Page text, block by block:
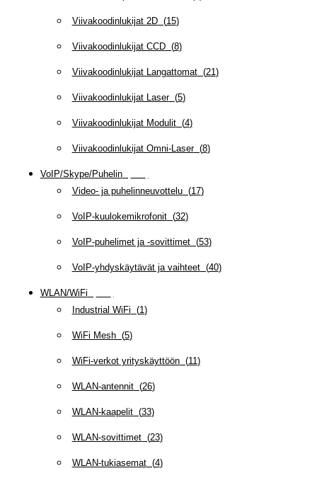
Viivakoodinlukijat 2D(15)
Viivakoodinlukijat CCD(8)
Viivakoodinlukijat Langattomat(21)
Viivakoodinlukijat Laser(5)
Viivakoodinlukijat Modulit(4)
Viivakoodinlukijat Omni-Laser(8)
VoIP/Skype/Puhelin(
Video- ja puhelinneuvottelu(17)
VoIP-kuulokemikrofonit(32)
VoIP-puhelimet ja -sovittimet(53)
VoIP-yhdyskäytävät ja vaihteet(40)
WLAN/WiFi
Industrial WiFi (1)
WiFi Mesh(5)
WiFi-verkot yrityskäyttöön(11)
WLAN-antennit(26)
WLAN-kaapelit(33)
WLAN-sovittimet(23)
WLAN-tukiasemat(4)